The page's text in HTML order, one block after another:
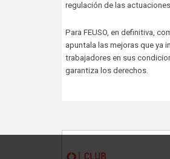
regulación de las
Para FEUSO, en definitiva,
apuntala las mejoras que ya
trabajadores en sus
garantiza los derechos.